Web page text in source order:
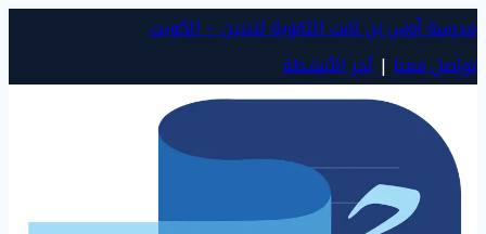
مدرسة أوس بن ثابت الثانوية للبنين – الكويت
تواصل معنا | آخر الأنشطة